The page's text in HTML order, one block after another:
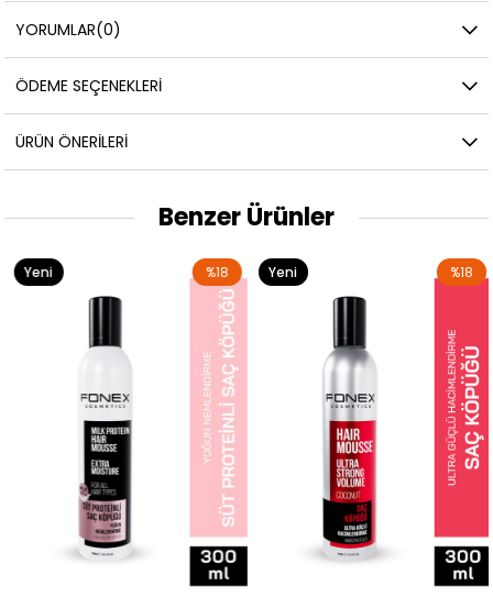
YORUMLAR(0)
ÖDEME SEÇENEKLERI
ÜRÜN ÖNERILERI
Benzer Ürünler
%18
Yeni
%18
Yeni